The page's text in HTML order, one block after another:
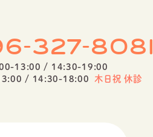
-327-8081
13:00 / 14:30-19:00
/ 14:30-18:00
木日祝 休診